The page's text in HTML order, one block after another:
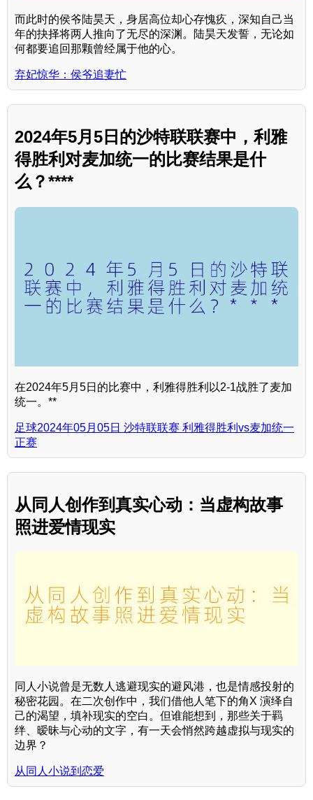
而此时的侯爷陆昊天，身居高位却心存愧疚，深知自己当
年的抉择将两人推向了无尽的深渊。陆昊天发誓，无论如
何都要追回那颗曾经属于他的心。
弃妃惊华：侯爷追妻忙
2024年5月5日的沙特联联赛中，利雅
得胜利对麦加统一的比赛结果是什
么？****
在2024年5月5日的比赛中，利雅得胜利以2-1战胜了麦加
统一。**
足球2024年05月05日 沙特联联赛 利雅得胜利vs麦加统一
正赛
从同人创作到真实心动：当虚构故事
照进爱情现实
同人小说曾是无数人逃避现实的避风港，也是情感投射的
秘密花园。在二次创作中，我们借他人笔下的角X 演绎自
己的渴望，填补现实的空白。但谁能想到，那些关于羁
绊、暧昧与心动的文字，有一天会悄然跨越虚拟与现实的
边界？
从同人小说到恋爱